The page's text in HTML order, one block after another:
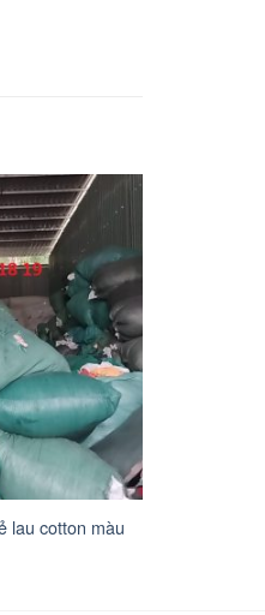
lau cotton màu